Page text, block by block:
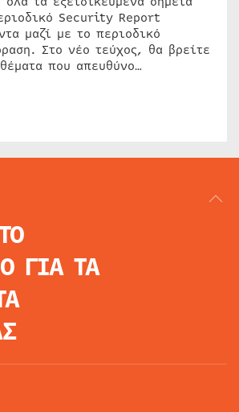
Security Report
μαζί με το περιοδικό
Στο νέο τεύχος, θα βρείτε
που απευθύνο…
ΓΙΑ ΤΑ